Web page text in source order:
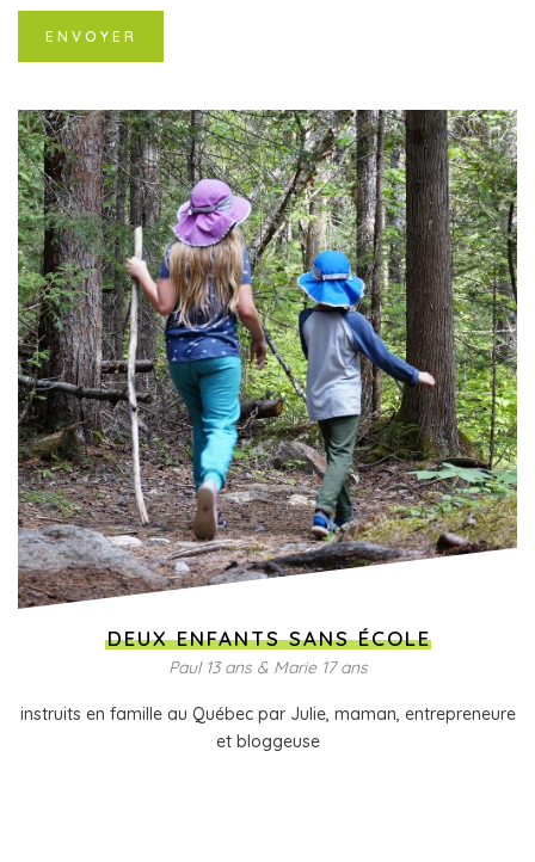
DEUX ENFANTS SANS ÉCOLE
Paul 13 ans & Marie 17 ans
instruits en famille au Québec par Julie, maman, entrepreneure
et bloggeuse